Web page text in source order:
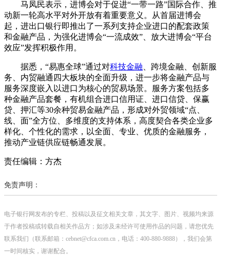
马凤民表示，进博会对于促进“一带一路”国际合作、推
动新一轮高水平对外开放有着重要意义。从首届进博会
起，进出口银行即推出了一系列支持企业进口的配套政策
和金融产品，为强化进博会“一流成效”、放大进博会“平台
效应”发挥积极作用。
据悉，“易惠全球”通过对科技金融 、跨境金融、创新服
务、内贸融通四大板块的全面升级，进一步将金融产品与
服务深度嵌入以进口为核心的贸易场景。服务方案包括多
种金融产品套餐，有机组合进口信用证、进口信贷、保赢
贷、押汇等30余种贸易金融产品，形成对外贸领域“点、
线、面”全方位、多维度的支持体系，高度契合各类企业多
样化、个性化的需求，以全面、专业、优质的金融服务，
推动产业链供应链畅通发展。
责任编辑：方杰
免责声明：
电子银行网发布的专栏、投稿以及征文相关文章，其文字、图片、视频均来源
于作者投稿或转载自相关作品方；如涉及未经许可使用作品的问题，请您优先
联系我们（联系邮箱：cebnet@cfca.com.cn，电话：400-880-9888），我们会第
一时间核实，谢谢配合。